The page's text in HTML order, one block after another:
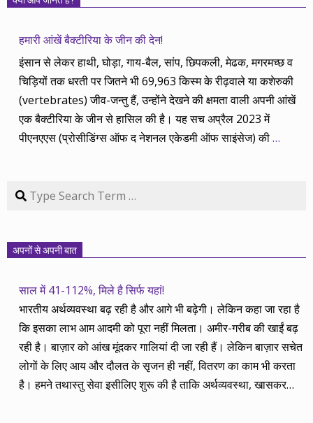
हमारी आंखें बैक्टीरिया के जीन की देन!
इंसान से लेकर हाथी, घोड़ा, गाय-बैल, सांप, छिपकली, मेढक, मगरमच्छ व
चिड़ियों तक धरती पर जितने भी 69,963 किस्म के रीढ़वाले या कशेरुकी
(vertebrates) जीव-जन्तु हैं, उन्होंने देखने की क्षमता वाली अपनी आंखें
एक बैक्टीरिया के जीन से हासिल की है। यह सच अप्रैल 2023 में
पीएनएएस (प्रोसीडिंग्स ऑफ द नेशनल एकेडमी ऑफ साइंसेज) की…
Search
अपनों से अपनी बात
साल में 41-112%, मिले है सिर्फ यहां!
भारतीय अर्थव्यवस्था बढ़ रही है और आगे भी बढ़ेगी। लेकिन कहा जा रहा है
कि इसका लाभ आम आदमी को पूरा नहीं मिलता। अमीर-गरीब की खाईं बढ़
रही है। बाज़ार को आंख मूंदकर गालियां दी जा रही हैं। लेकिन बाज़ार सचेत
लोगों के लिए आय और दौलत के सृजन ही नहीं, वितरण का काम भी करता
है। हमने तथास्तु सेवा इसीलिए शुरू की है ताकि अर्थव्यवस्था, खासकर